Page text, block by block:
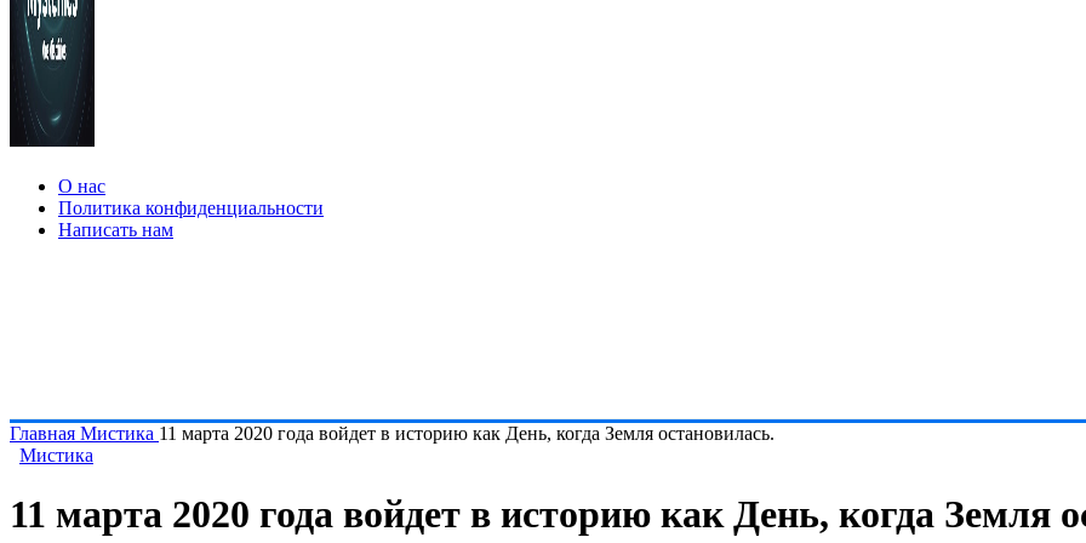
О нас
Политика конфиденциальности
Написать нам
Главная Мистика 11 марта 2020 года войдет в историю как День, когда Земля остановилась.
Мистика
11 марта 2020 года войдет в историю как День, когда Земля